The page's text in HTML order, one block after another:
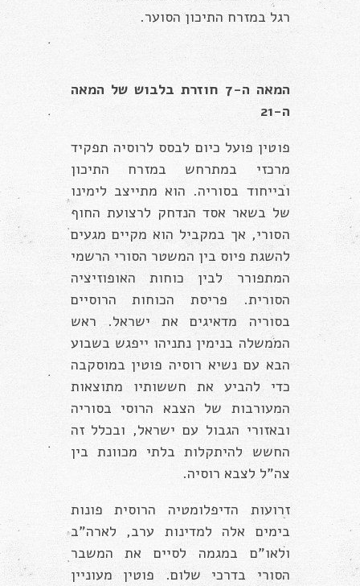
רגל במזרח התיכון הסוער.
המאה ה-7 חוזרת בלבוש של המאה
ה-21
פוטין פועל כיום לבסס לרוסיה תפקיד
מרכזי במתרחש במזרח התיכון
ובייחוד בסוריה. הוא מתייצב לימינו
של בשאר אסד הנדחק לרצועת החוף
הסורי, אך במקביל הוא מקיים מגעים
להשגת פיוס בין המשטר הסורי הרשמי
המתפורר לבין כוחות האופוזיציה
הסורית. פריסת הכוחות הרוסיים
בסוריה מדאיגים את ישראל. ראש
הממשלה בנימין נתניהו ייפגש בשבוע
הבא עם נשיא רוסיה פוטין במוסקבה
כדי להביע את חששותיו מתוצאות
המעורבות של הצבא הרוסי בסוריה
ובאזורי הגבול עם ישראל, ובכלל זה
החשש להיתקלות בלתי מכוונת בין
צה”ל לצבא רוסיה.
זרועות הדיפלומטיה הרוסית פונות
בימים אלה למדינות ערב, לארה”ב
ולאו”ם במגמה לסיים את המשבר
הסורי בדרכי שלום. פוטין מעוניין